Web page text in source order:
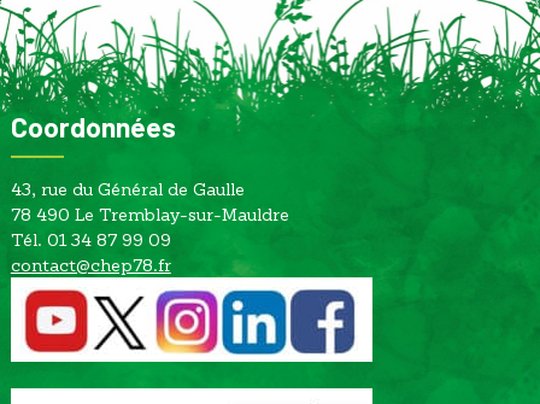
Coordonnées
43, rue du Général de Gaulle
78 490 Le Tremblay-sur-Mauldre
Tél. 01 34 87 99 09
contact@chep78.fr